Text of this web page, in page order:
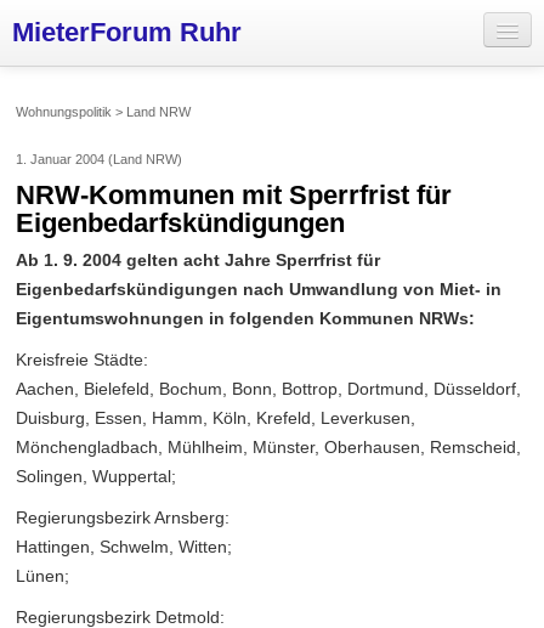
MieterForum Ruhr
Vermieter
Wohnungspolitik > Land NRW
1. Januar 2004 (Land NRW)
NRW-Kommunen mit Sperrfrist für
Eigenbedarfskündigungen
Ab 1. 9. 2004 gelten acht Jahre Sperrfrist für
Eigenbedarfskündigungen nach Umwandlung von Miet- in
Eigentumswohnungen in folgenden Kommunen NRWs:
Kreisfreie Städte:
Aachen, Bielefeld, Bochum, Bonn, Bottrop, Dortmund, Düsseldorf,
Duisburg, Essen, Hamm, Köln, Krefeld, Leverkusen,
Mönchengladbach, Mühlheim, Münster, Oberhausen, Remscheid,
Solingen, Wuppertal;
Regierungsbezirk Arnsberg:
Hattingen, Schwelm, Witten;
Lünen;
Regierungsbezirk Detmold: